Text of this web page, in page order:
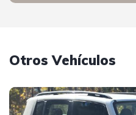
Otros Vehículos